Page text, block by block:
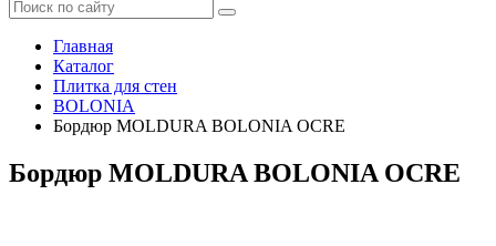
Главная
Каталог
Плитка для стен
BOLONIA
Бордюр MOLDURA BOLONIA OCRE
Бордюр MOLDURA BOLONIA OCRE